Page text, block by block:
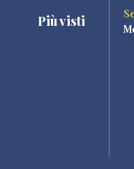
Più visti